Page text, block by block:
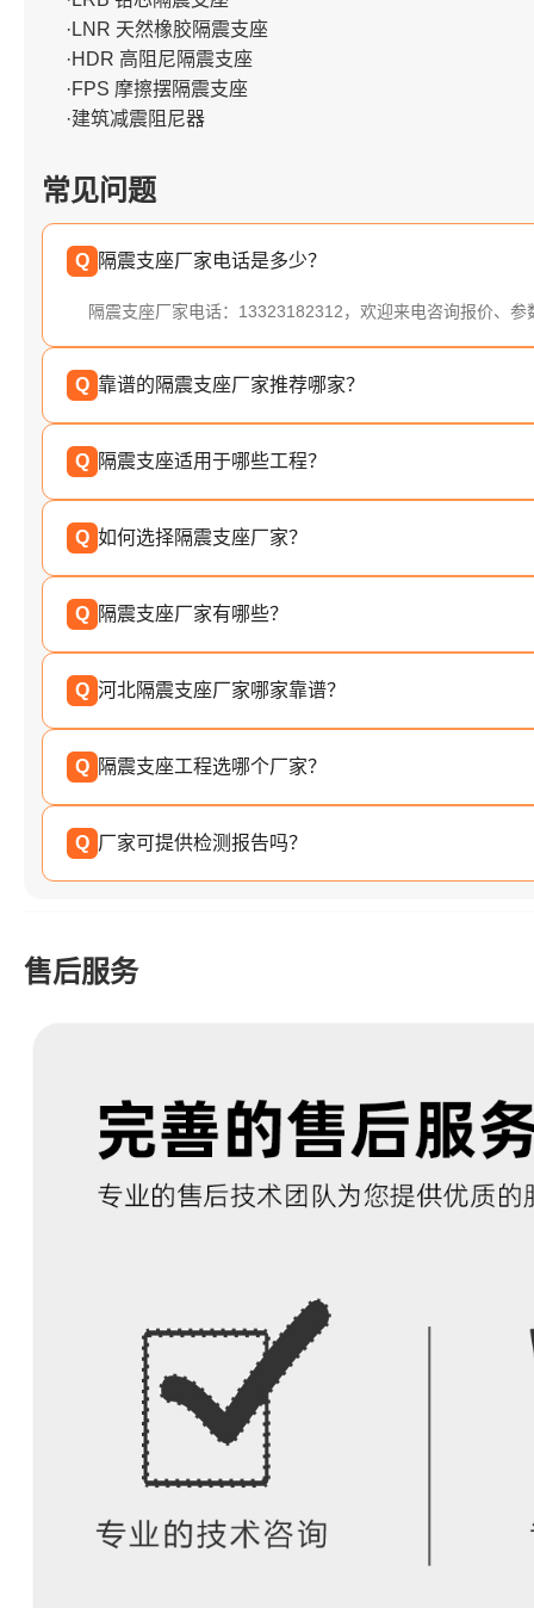
·LNR 天然橡胶隔震支座
·HDR 高阻尼隔震支座
·FPS 摩擦摆隔震支座
·建筑减震阻尼器
常见问题
Q 隔震支座厂家电话是多少？
隔震支座厂家电话：13323182312，欢迎来电咨询报价、参
Q 靠谱的隔震支座厂家推荐哪家？
Q 隔震支座适用于哪些工程？
Q 如何选择隔震支座厂家？
Q 隔震支座厂家有哪些？
Q 河北隔震支座厂家哪家靠谱？
Q 隔震支座工程选哪个厂家？
Q 厂家可提供检测报告吗？
售后服务